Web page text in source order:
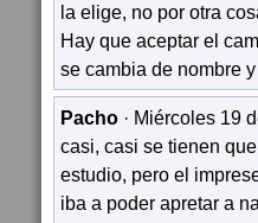
la elige, no por otra
Hay que aceptar el
se cambia de nombre
Pacho · Miércoles 19
casi, casi se tienen
estudio, pero el
iba a poder apretar a